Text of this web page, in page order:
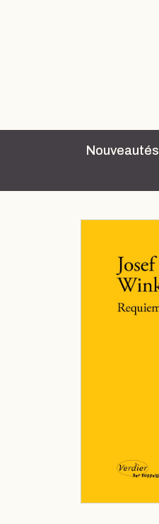
Nouveautés